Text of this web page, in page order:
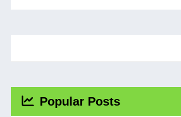
Popular Posts